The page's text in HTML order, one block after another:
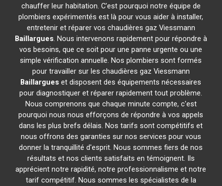
chauffer leur habitation. C'est pourquoi notre équipe de
plombiers expérimentés est là pour vous aider à installer,
entretenir et réparer vos chaudières gaz Viessmann
Baillargues. Nous intervenons rapidement pour répondre à
vos besoins, que ce soit pour une panne urgente ou une
simple vérification annuelle. Nos plombiers sont formés
pour travailler sur les chaudières gaz Viessmann
Baillargues et disposent des équipements nécessaires
pour diagnostiquer et réparer rapidement tout problème.
Nous comprenons que chaque minute compte, c'est
pourquoi nous nous efforçons de répondre à vos appels
dans les plus brefs délais. Nos tarifs sont compétitifs et
nous offrons des garanties sur nos services pour vous
donner la tranquillité d'esprit. Nous sommes fiers de nos
résultats et nos clients satisfaits en témoignent. Ils
apprécient notre rapidité, notre professionnalisme et notre
tarif compétitif. Nous sommes les spécialistes de la